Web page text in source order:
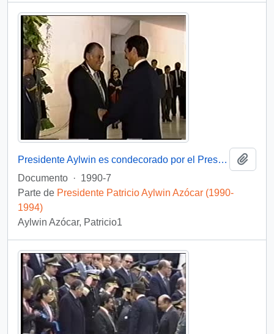
Presidente Aylwin es condecorado por el Presidente Collor de Mello en Brasil: video
Documento · 1990-7
Parte de Presidente Patricio Aylwin Azócar (1990-
1994)
Aylwin Azócar, Patricio1